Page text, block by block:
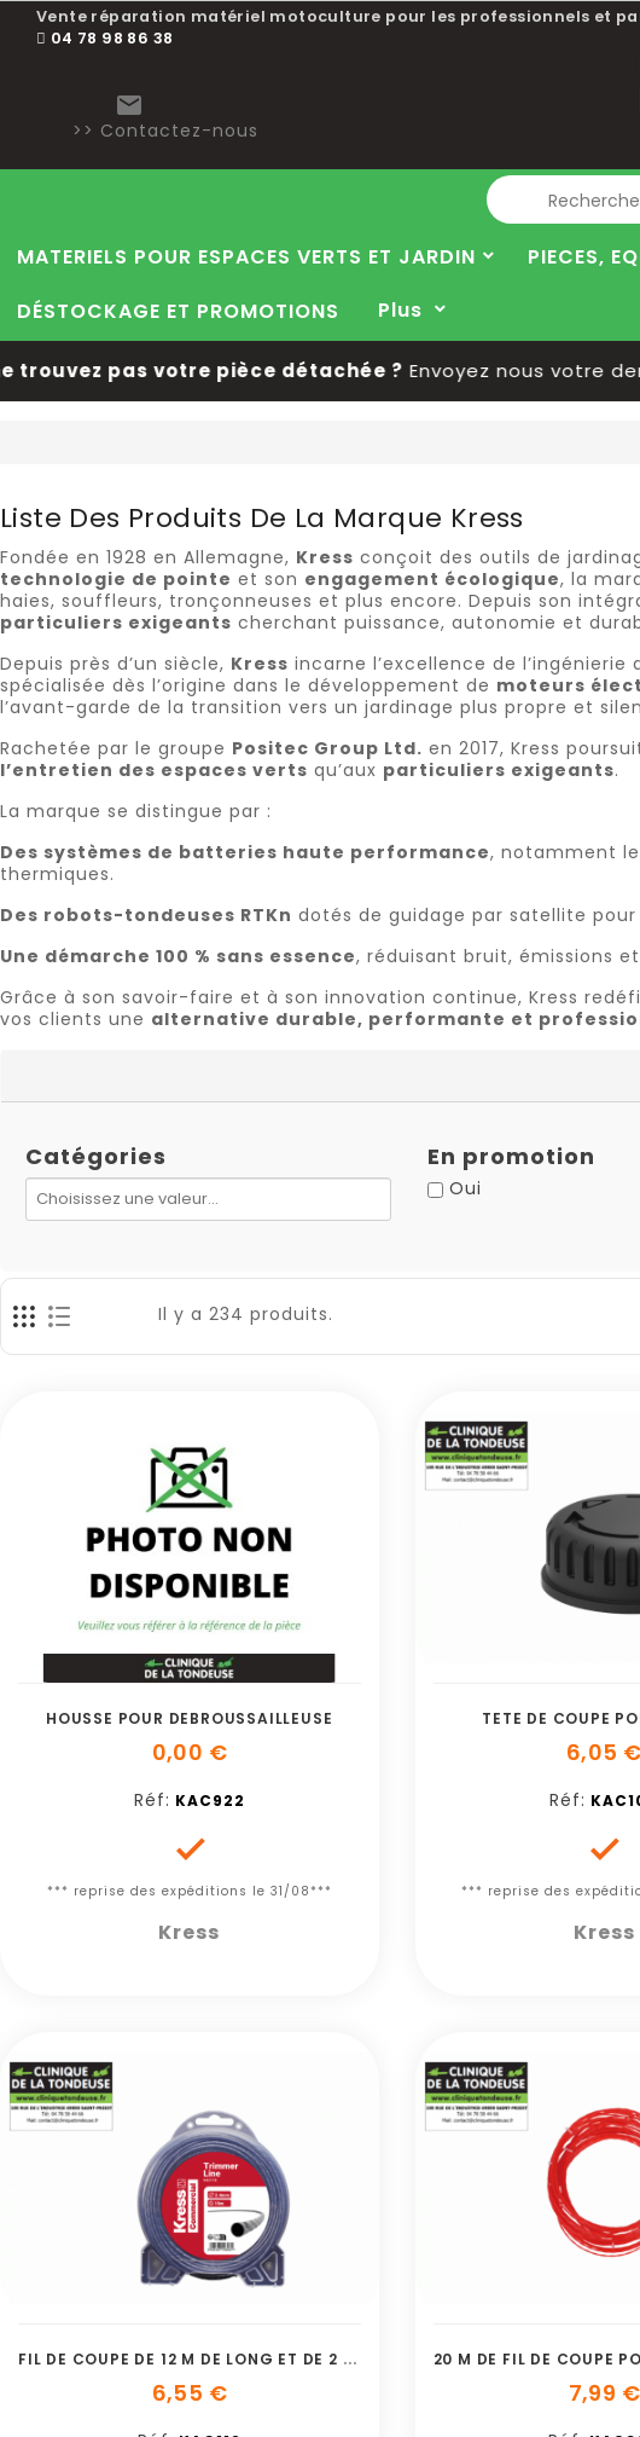
Vente réparation matériel motoculture pour les professionnels et
04 78 98 86 38

>> Contactez-nous
MATERIELS POUR ESPACES VERTS ET JARDIN PIECES,
DÉSTOCKAGE ET PROMOTIONS
Plus
pas votre pièce détachée ?Envoyez nous votre
Liste Des Produits De La Marque Kress
Fondée en 1928 en Allemagne, Kress conçoit des outils de
technologie de pointe et son engagement écologique, la
haies, souffleurs, tronçonneuses et plus encore. Depuis son
particuliers exigeants cherchant puissance, autonomie et
Depuis près d’un siècle, Kress incarne l’excellence de
spécialisée dès l’origine dans le développement de moteurs
l’avant-garde de la transition vers un jardinage plus propre et
Rachetée par le groupe Positec Group Ltd. en 2017, Kress
l’entretien des espaces verts qu’aux particuliers exigeants.
La marque se distingue par :
Des systèmes de batteries haute performance, notamment le
thermiques.
Des robots-tondeuses RTKn dotés de guidage par satellite
Une démarche 100 % sans essence, réduisant bruit, émissions
Grâce à son savoir-faire et à son innovation continue, Kress
vos clients une alternative durable, performante et
Catégories En promotion
Oui
Il y a 234 produits.
HOUSSE POUR DEBROUSSAILLEUSE
0,00 €
Réf: KAC922

*** reprise des expéditions le 31/08***
Kress
TETE DE COUPE
6,05 €
Réf:

*** reprise des
Kress
F
IL DE COUPE DE 12 M DE LONG ET DE 2 7 M
6,55 € 7,99 €
Choisissez une valeur...